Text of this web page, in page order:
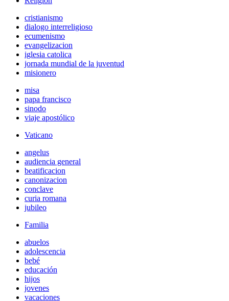
cristianismo
dialogo interreligioso
ecumenismo
evangelizacion
iglesia catolica
jornada mundial de la juventud
misionero
misa
papa francisco
sinodo
viaje apostólico
Vaticano
angelus
audiencia general
beatificacion
canonizacion
conclave
curia romana
jubileo
Familia
abuelos
adolescencia
bebé
educación
hijos
jovenes
vacaciones